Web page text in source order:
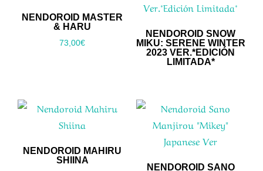
NENDOROID MASTER
& HARU
73,00€
NENDOROID SNOW
MIKU: SERENE WINTER
2023 VER.*EDICIÓN
LIMITADA*
NENDOROID MAHIRU
SHIINA
NENDOROID SANO